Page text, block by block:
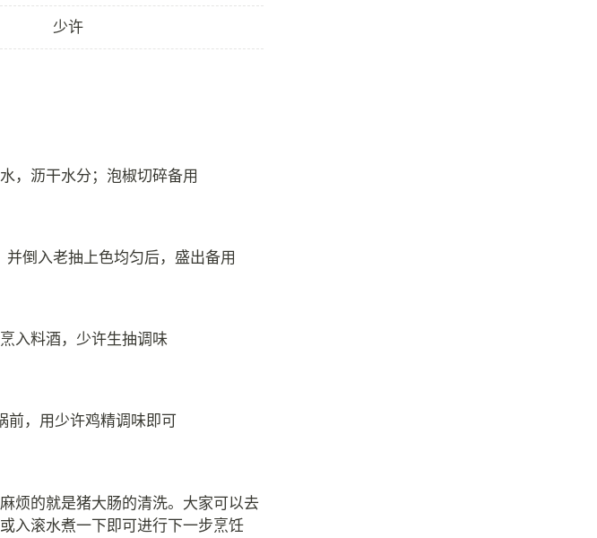
少许
，沥干水分；泡椒切碎备用
倒入老抽上色均匀后，盛出备用
入料酒，少许生抽调味
前，用少许鸡精调味即可
烦的就是猪大肠的清洗。大家可以去
入滚水煮一下即可进行下一步烹饪